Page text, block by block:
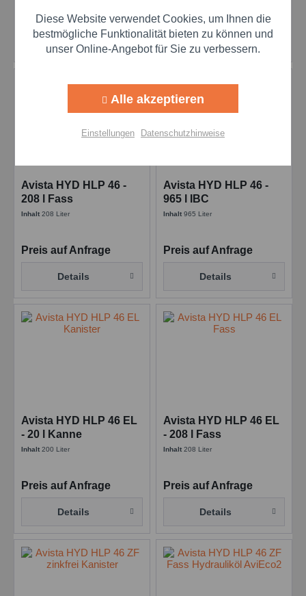
Preis auf Anfrage
Details
Preis auf Anfrage
Details
Avista HYD HLP 46 -
208 l Fass
Inhalt208 Liter
Preis auf Anfrage
Details
Avista HYD HLP 46 -
965 l IBC
Inhalt965 Liter
Preis auf Anfrage
Details
Avista HYD HLP 46 EL
- 20 l Kanne
Inhalt200 Liter
Preis auf Anfrage
Details
Avista HYD HLP 46 EL
- 208 l Fass
Inhalt208 Liter
Preis auf Anfrage
Details
Marketing Aktiv
Personalisierung Aktiv
Einstellungen speichern
Diese Website verwendet Cookies, um Ihnen die
bestmögliche Funktionalität bieten zu können und
unser Online-Angebot für Sie zu verbessern.
Alle akzeptieren
Einstellungen Datenschutzhinweise